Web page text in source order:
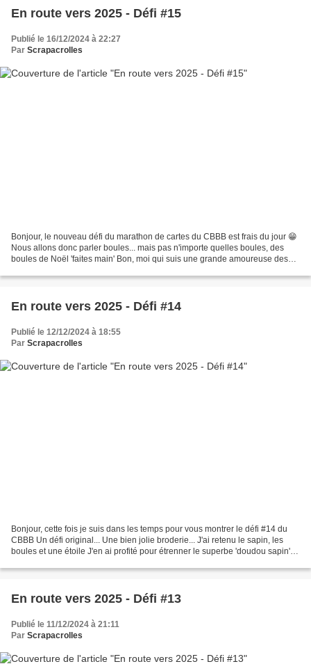
En route vers 2025 - Défi #15
Publié le 16/12/2024 à 22:27
Par Scrapacrolles
Bonjour, le nouveau défi du marathon de cartes du CBBB est frais du jour 😁
Nous allons donc parler boules... mais pas n'importe quelles boules, des
boules de Noël 'faites main' Bon, moi qui suis une grande amoureuse des
En route vers 2025 - Défi #14
Publié le 12/12/2024 à 18:55
Par Scrapacrolles
Bonjour, cette fois je suis dans les temps pour vous montrer le défi #14 du
CBBB Un défi original... Une bien jolie broderie... J'ai retenu le sapin, les
boules et une étoile J'en ai profité pour étrenner le superbe 'doudou sapin'
En route vers 2025 - Défi #13
Publié le 11/12/2024 à 21:11
Par Scrapacrolles